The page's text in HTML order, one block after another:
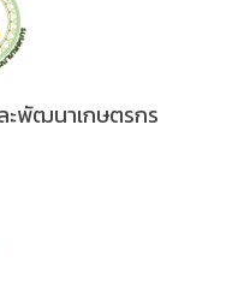
พัฒนาเกษตรกร